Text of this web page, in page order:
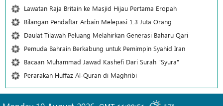
Lawatan Raja Britain ke Masjid Hijau Pertama Eropah
Bilangan Pendaftar Arbain Melepasi 1.3 Juta Orang
Daulat Tilawah Peluang Melahirkan Generasi Baharu Qari
Pemuda Bahrain Berkabung untuk Pemimpin Syahid Iran
Bacaan Muhammad Jawad Kashefi Dari Surah "Syura"
Perarakan Huffaz Al-Quran di Maghribi